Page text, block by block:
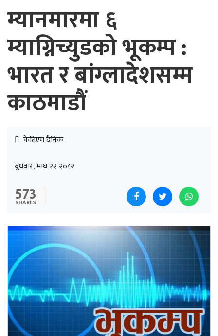
म्यानमारमा ६
म्याग्निच्युडको भूकम्प :
भारत र बांग्लादेशसम्म
काठमाडौं
केटिएम दैनिक
बुधवार, माघ २२ २०८२
573
SHARES